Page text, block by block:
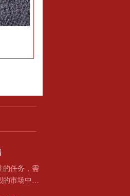
任务，需
的市场中…